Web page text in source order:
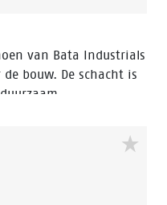
van Bata Industrials
bouw. De schacht is
Daardoor blijf je
voelen, waar je ook